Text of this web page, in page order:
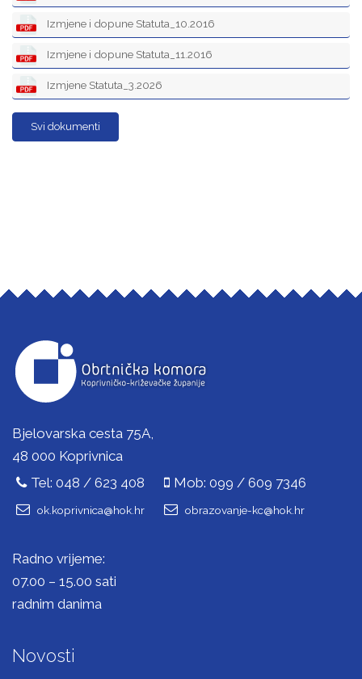
Izmjene i dopune Statuta_10.2016
Izmjene i dopune Statuta_11.2016
Izmjene Statuta_3.2026
Svi dokumenti
Bjelovarska cesta 75A,
48 000 Koprivnica
Tel: 048 / 623 408
Mob: 099 / 609 7346
ok.koprivnica@hok.hr obrazovanje-kc@hok.hr
Radno vrijeme:
07.00 – 15.00 sati
radnim danima
Novosti